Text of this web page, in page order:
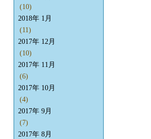
(10)
2018年 1月
(11)
2017年 12月
(10)
2017年 11月
(6)
2017年 10月
(4)
2017年 9月
(7)
2017年 8月